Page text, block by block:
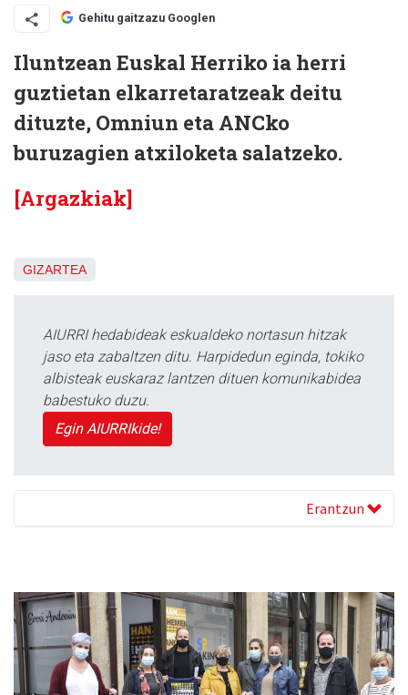
Gehitu gaitzazu Googlen
Iluntzean Euskal Herriko ia herri
guztietan elkarretaratzeak deitu
dituzte, Omniun eta ANCko
buruzagien atxiloketa salatzeko.
[Argazkiak]
GIZARTEA
AIURRI hedabideak eskualdeko nortasun hitzak
jaso eta zabaltzen ditu. Harpidedun eginda, tokiko
albisteak euskaraz lantzen dituen komunikabidea
babestuko duzu.
Egin AIURRIkide!
Erantzun